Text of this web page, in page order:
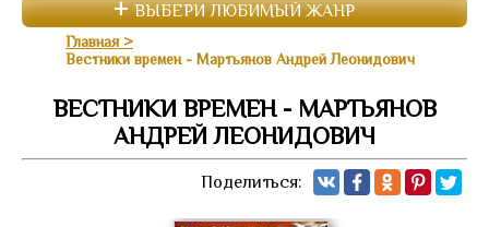
ВЫБЕРИ ЛЮБИМЫЙ ЖАНР
Главная
Вестники времен - Мартьянов Андрей Леонидович
ВЕСТНИКИ ВРЕМЕН - МАРТЬЯНОВ
АНДРЕЙ ЛЕОНИДОВИЧ
Поделиться: